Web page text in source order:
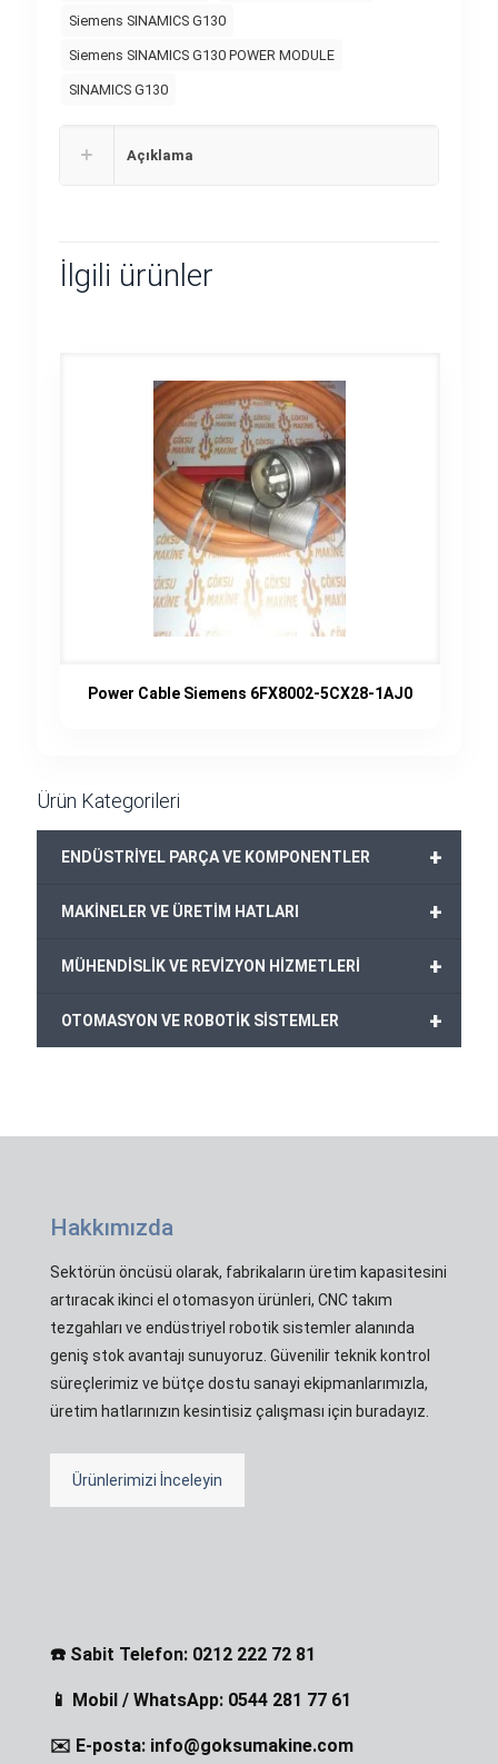
Siemens SINAMICS G130
Siemens SINAMICS G130 POWER MODULE
SINAMICS G130
Açıklama
İlgili ürünler
Power Cable Siemens 6FX8002-5CX28-1AJ0
Ürün Kategorileri
+
ENDÜSTRİYEL PARÇA VE KOMPONENTLER
+
MAKİNELER VE ÜRETİM HATLARI
+
MÜHENDİSLİK VE REVİZYON HİZMETLERİ
+
OTOMASYON VE ROBOTİK SİSTEMLER
Hakkımızda
Sektörün öncüsü olarak, fabrikaların üretim kapasitesini
artıracak ikinci el otomasyon ürünleri, CNC takım
tezgahları ve endüstriyel robotik sistemler alanında
geniş stok avantajı sunuyoruz. Güvenilir teknik kontrol
süreçlerimiz ve bütçe dostu sanayi ekipmanlarımızla,
üretim hatlarınızın kesintisiz çalışması için buradayız.
Ürünlerimizi İnceleyin
☎️ Sabit Telefon: 0212 222 72 81
📱 Mobil / WhatsApp: 0544 281 77 61
✉️ E-posta: info@goksumakine.com